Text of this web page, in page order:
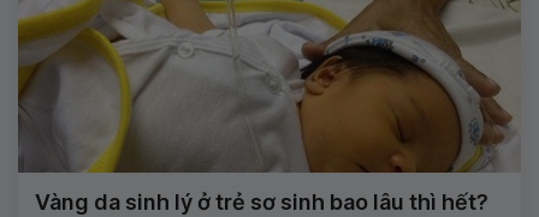
Vàng da sinh lý ở trẻ sơ sinh bao lâu thì hết?